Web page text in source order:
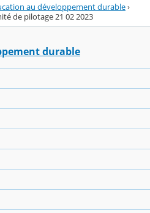
au développement durable›
de pilotage 21 02 2023
durable